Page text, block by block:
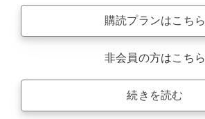
購読プランはこちら
非会員の方はこちら
続きを読む